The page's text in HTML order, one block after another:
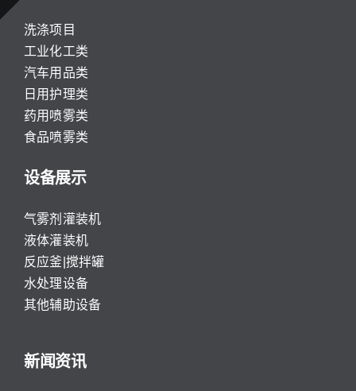
洗涤项目
工业化工类
汽车用品类
日用护理类
药用喷雾类
食品喷雾类
设备展示
气雾剂灌装机
液体灌装机
反应釜|搅拌罐
水处理设备
其他辅助设备
新闻资讯